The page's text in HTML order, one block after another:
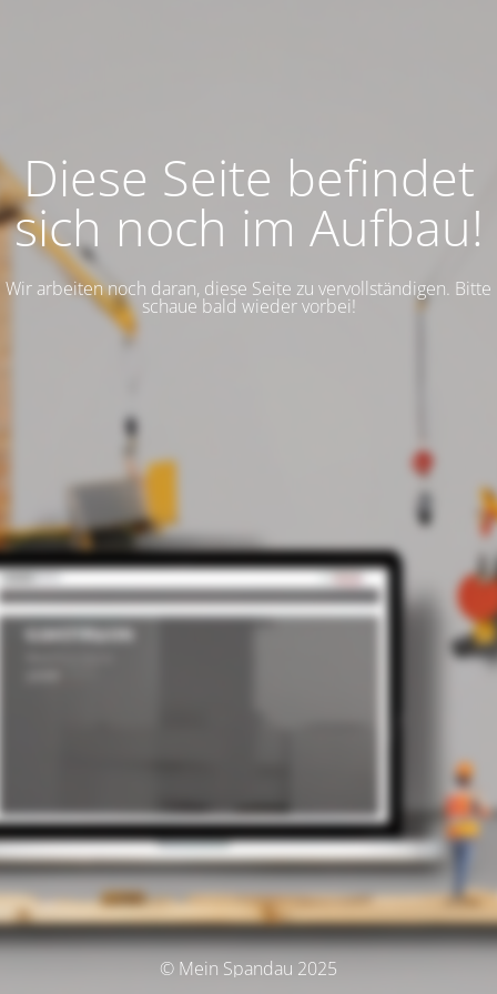
Diese Seite befindet
sich noch im Aufbau!
Wir arbeiten noch daran, diese Seite zu vervollständigen. Bitte
schaue bald wieder vorbei!
© Mein Spandau 2025